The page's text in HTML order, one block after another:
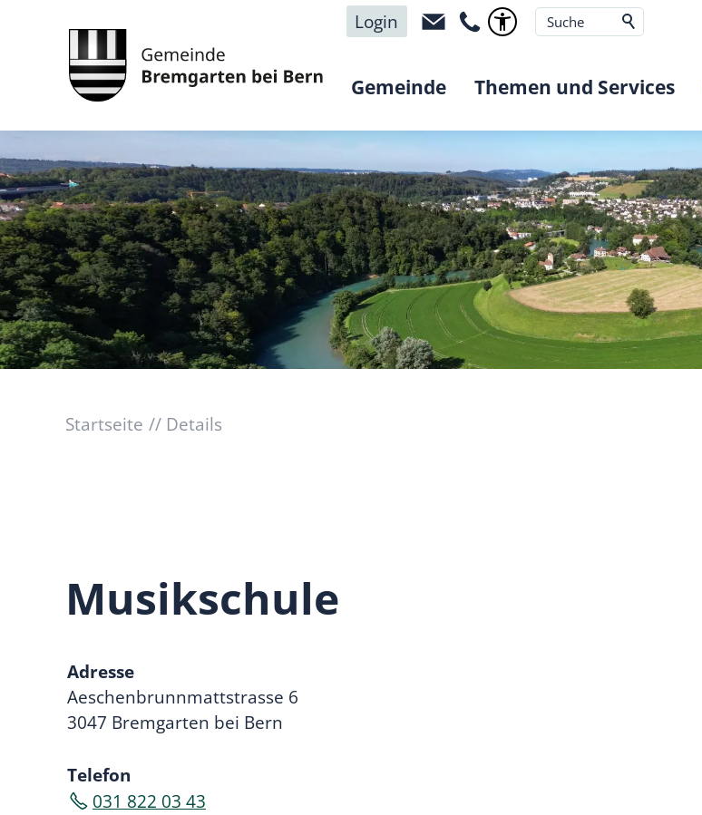
Login
Gemeinde Themen und Services
Startseite Details
Musikschule
Adresse
Aeschenbrunnmattstrasse 6
3047 Bremgarten bei Bern
Telefon
031 822 03 43